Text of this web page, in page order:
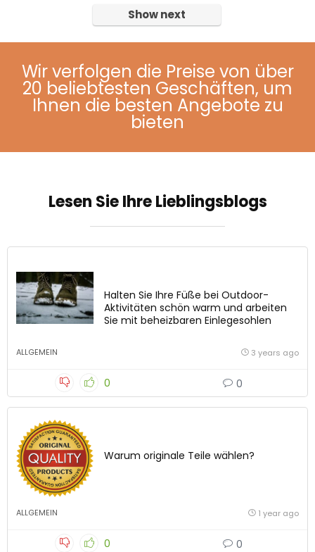
Show next
Wir verfolgen die Preise von über
20 beliebtesten Geschäften, um
Ihnen die besten Angebote zu
bieten
Lesen Sie Ihre Lieblingsblogs
Halten Sie Ihre Füße bei Outdoor-
Aktivitäten schön warm und arbeiten
Sie mit beheizbaren Einlegesohlen
ALLGEMEIN 3 years ago
0 0
Warum originale Teile wählen?
ALLGEMEIN 1 year ago
0 0